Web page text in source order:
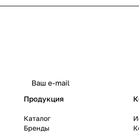
Продукция
Каталог
Бренды